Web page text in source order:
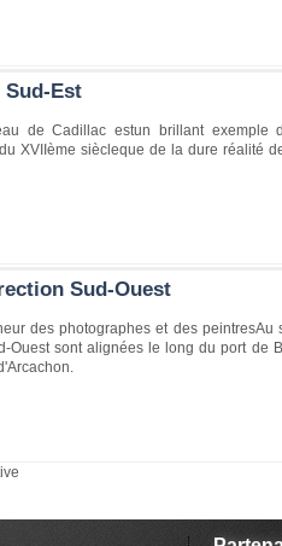
Sud-Est
de Cadillac estun brillant exemple
XVIIème siècleque de la dure réalité
Sud-Ouest
des photographes et des peintresAu
sont alignées le long du port de